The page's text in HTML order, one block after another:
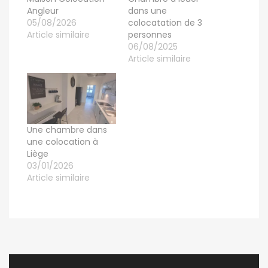
Angleur
05/08/2026
Article similaire
dans une
colocatation de 3
personnes
06/08/2025
Article similaire
Une chambre dans
une colocation à
Liège
03/01/2026
Article similaire